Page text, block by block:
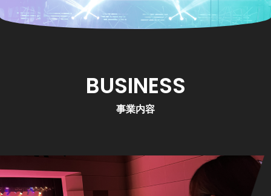
2024.08.23 お知らせ
映像配信業務サポート
BUSINESS
事業内容